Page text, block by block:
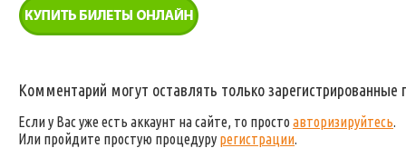
Комментарий могут оставлять только зарегистрированные
Если у Вас уже есть аккаунт на сайте, то просто авторизируйтесь.
Или пройдите простую процедуру регистрации.